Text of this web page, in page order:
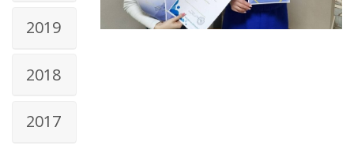
2019
2018
2017